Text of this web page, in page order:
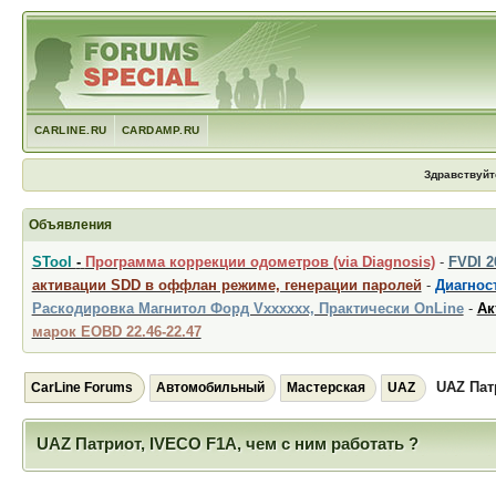
CARLINE.RU CARDAMP.RU
Объявления
STool - Программа коррекции одометров (via Diagnosis)- FVDI
активации SDD в оффлан режиме, генерации паролей -
Раскодировка Магнитол Форд Vxxxxxx, Практически OnLine-
марок EOBD 22.46-22.47
CarLine Forums Автомобильный Мастерская UAZ UAZ
UAZ Патриот, IVECO F1A, чем с ним работать ?